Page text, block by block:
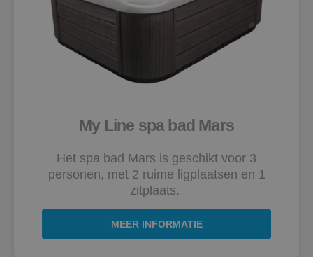
My Line spa bad Mars
Het spa bad Mars is geschikt voor 3
personen, met 2 ruime ligplaatsen en 1
zitplaats.
MEER INFORMATIE